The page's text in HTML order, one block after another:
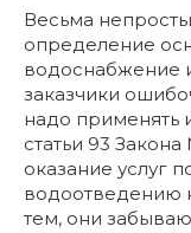
Весьма
определение
водоснабжение
заказчики
надо применять
статьи 93
оказание услуг
водоотведению
тем, они